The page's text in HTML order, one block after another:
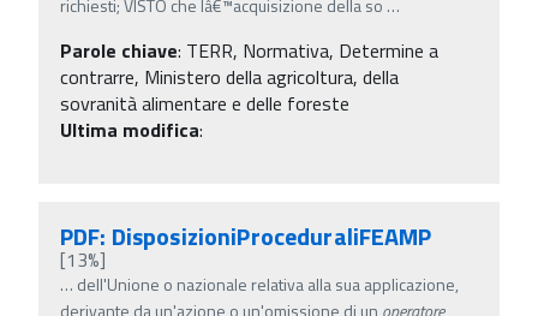
richiesti; VISTO che lâ€™acquisizione della so …
Parole chiave: TERR, Normativa, Determine a
contrarre, Ministero della agricoltura, della
sovranità alimentare e delle foreste
Ultima modifica:
PDF: DisposizioniProceduraliFEAMP
[13%]
… dell'Unione o nazionale relativa alla sua applicazione,
derivante da un'azione o un'omissione di un operatore